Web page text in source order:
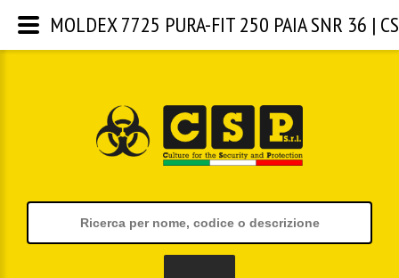
MOLDEX 7725 PURA-FIT 250 PAIA SNR 36 |